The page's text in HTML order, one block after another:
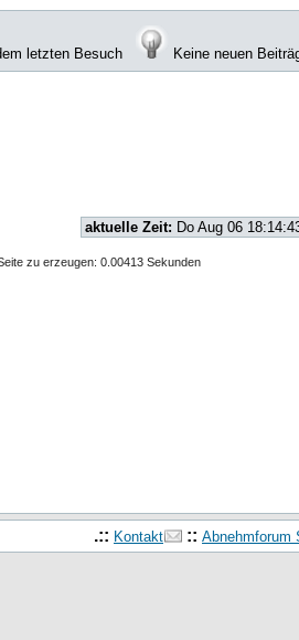
letzten Besuch Keine neuen
aktuelle Zeit: Do Aug 06
zu erzeugen: 0.00413 Sekunden
.:: Kontakt :: Abnehmforum